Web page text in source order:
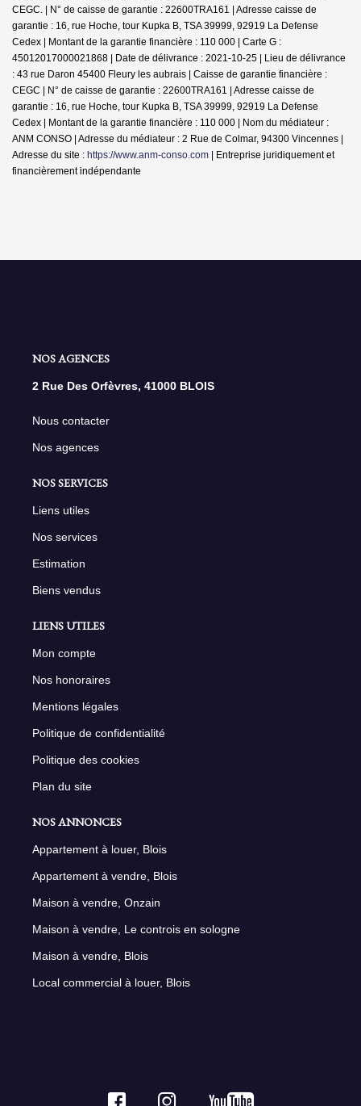
CEGC. | N° de caisse de garantie : 22600TRA161 | Adresse caisse de
garantie : 16, rue Hoche, tour Kupka B, TSA 39999, 92919 La Defense
Cedex | Montant de la garantie financière : 110 000 | Carte G :
45012017000021868 | Date de délivrance : 2021-10-25 | Lieu de délivrance
: 43 rue Daron 45400 Fleury les aubrais | Caisse de garantie financière :
CEGC | N° de caisse de garantie : 22600TRA161 | Adresse caisse de
garantie : 16, rue Hoche, tour Kupka B, TSA 39999, 92919 La Defense
Cedex | Montant de la garantie financière : 110 000 | Nom du médiateur :
ANM CONSO | Adresse du médiateur : 2 Rue de Colmar, 94300 Vincennes |
Adresse du site : https://www.anm-conso.com | Entreprise juridiquement et
financièrement indépendante
NOS AGENCES
2 Rue Des Orfèvres, 41000 BLOIS
Nous contacter
Nos agences
NOS SERVICES
Liens utiles
Nos services
Estimation
Biens vendus
LIENS UTILES
Mon compte
Nos honoraires
Mentions légales
Politique de confidentialité
Politique des cookies
Plan du site
NOS ANNONCES
Appartement à louer, Blois
Appartement à vendre, Blois
Maison à vendre, Onzain
Maison à vendre, Le controis en sologne
Maison à vendre, Blois
Local commercial à louer, Blois